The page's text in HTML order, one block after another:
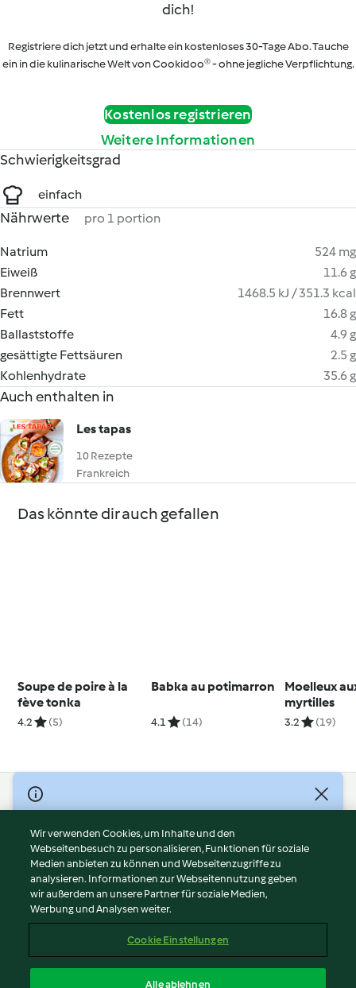
dich!
Registriere dich jetzt und erhalte ein kostenloses 30-Tage Abo. Tauche
ein in die kulinarische Welt von Cookidoo® - ohne jegliche Verpflichtung.
Kostenlos registrieren
Weitere Informationen
Schwierigkeitsgrad
einfach
Nährwerte pro 1 portion
Natrium
524 mg
Eiweiß
11.6 g
Brennwert
1468.5 kJ / 351.3 kcal
Fett
16.8 g
Ballaststoffe
4.9 g
gesättigte Fettsäuren
2.5 g
Kohlenhydrate
35.6 g
Auch enthalten in
Les tapas
10 Rezepte
Frankreich
Das könnte dir auch gefallen
Soupe de poire à la
fève tonka
4.2 (5)
Babka au potimarron
4.1 (14)
Moelleux
myrtilles
3.2 (19)
© Copyright 2026
Nutzungsbedingungen
Datenschutzrichtlinien
Disclaimer
Impressum
Cookies
Abo kündigen
Wir verwenden Cookies, um Inhalte und den
Webseitenbesuch zu personalisieren, Funktionen für soziale
Medien anbieten zu können und Webseitenzugriffe zu
analysieren. Informationen zur Webseitennutzung geben
wir außerdem an unsere Partner für soziale Medien,
Werbung und Analysen weiter.
Cookie Einstellungen
Alle ablehnen